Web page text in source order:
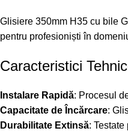
Glisiere 350mm H35 cu bile
pentru profesioniști în
Caracteristici
Instalare Rapidă: Procesul
Capacitate de Încărcare:
Durabilitate Extinsă: